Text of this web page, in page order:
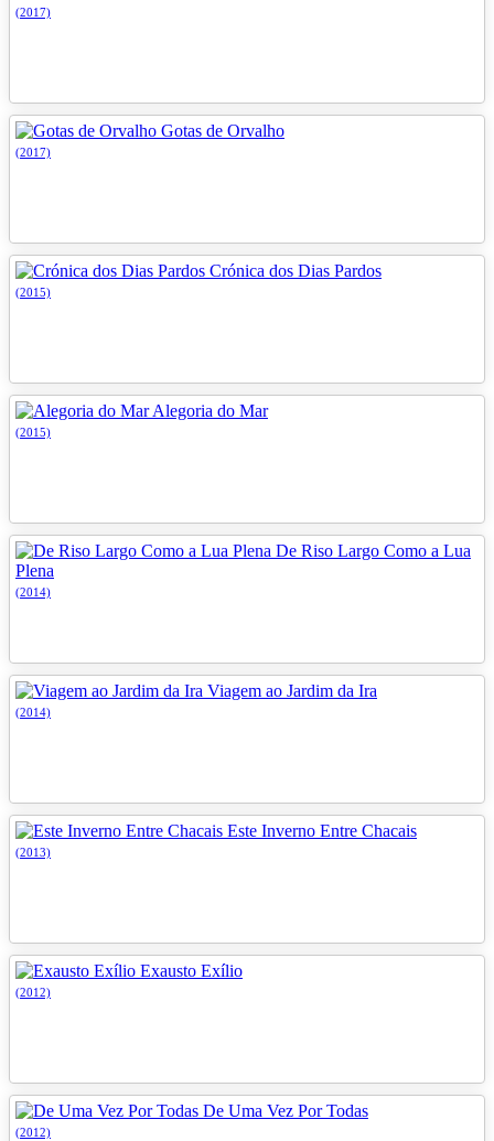
(2017)
Gotas de Orvalho
(2017)
Crónica dos Dias Pardos
(2015)
Alegoria do Mar
(2015)
De Riso Largo Como a Lua
Plena
(2014)
Viagem ao Jardim da Ira
(2014)
Este Inverno Entre Chacais
(2013)
Exausto Exílio
(2012)
De Uma Vez Por Todas
(2012)